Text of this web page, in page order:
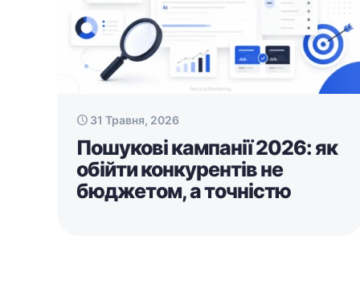
31 Травня, 2026
Пошукові кампанії 2026: як
обійти конкурентів не
бюджетом, а точністю